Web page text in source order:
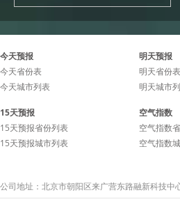
今天预报
今天省份表
今天城市列表
明天预报
明天省份表
明天城市
15天预报
15天预报省份列表
15天预报城市列表
空气指数
空气指数
空气指数
公司地址：北京市朝阳区来广营东路融新科技